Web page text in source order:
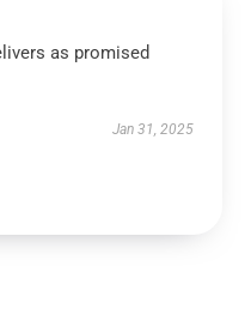
as promised
Jan 31, 2025